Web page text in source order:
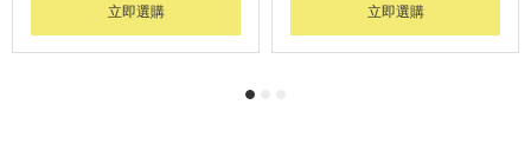
立即選購 立即選購